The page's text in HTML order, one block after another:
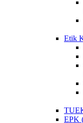
Etik
EPK